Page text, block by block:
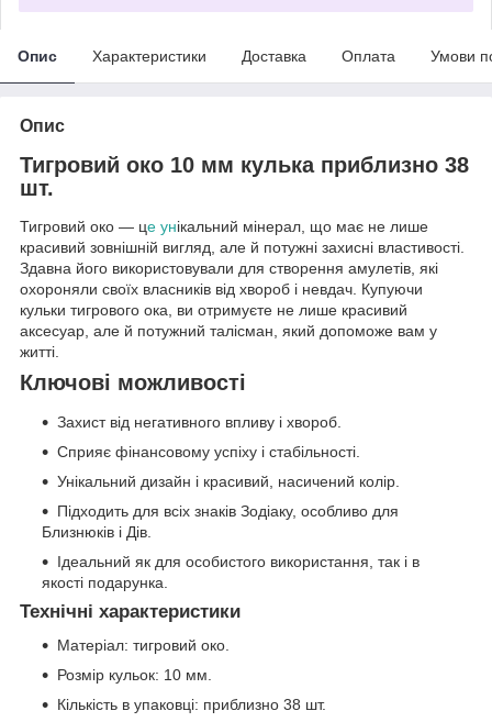
Опис Характеристики Доставка Оплата Умови
Опис
Тигровий око 10 мм кулька приблизно 38
шт.
Тигровий око — це унікальний мінерал, що має не лише
красивий зовнішній вигляд, але й потужні захисні властивості.
Здавна його використовували для створення амулетів, які
охороняли своїх власників від хвороб і невдач. Купуючи
кульки тигрового ока, ви отримуєте не лише красивий
аксесуар, але й потужний талісман, який допоможе вам у
житті.
Ключові можливості
Захист від негативного впливу і хвороб.
Сприяє фінансовому успіху і стабільності.
Унікальний дизайн і красивий, насичений колір.
Підходить для всіх знаків Зодіаку, особливо для
Близнюків і Дів.
Ідеальний як для особистого використання, так і в
якості подарунка.
Технічні характеристики
Матеріал: тигровий око.
Розмір кульок: 10 мм.
Кількість в упаковці: приблизно 38 шт.